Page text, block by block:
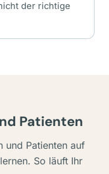
der richtige
Patienten
und Patienten auf
So läuft Ihr